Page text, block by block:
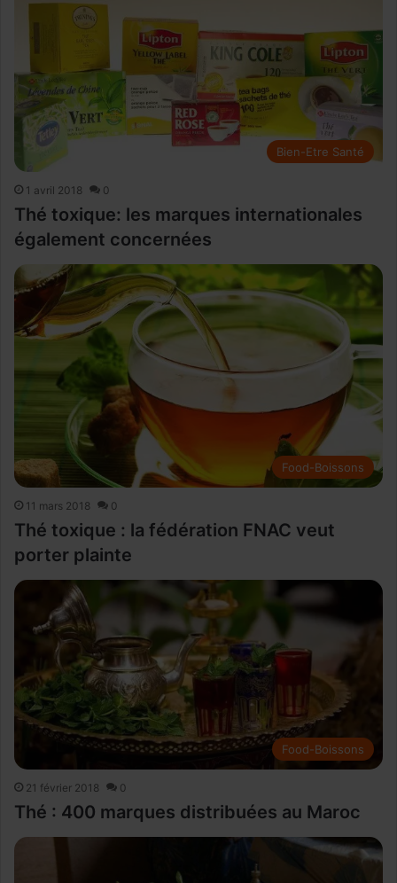
Bien-Etre Santé
1 avril 2018 0
Thé toxique: les marques internationales
également concernées
Food-Boissons
11 mars 2018 0
Thé toxique : la fédération FNAC veut
porter plainte
Food-Boissons
21 février 2018 0
Thé : 400 marques distribuées au Maroc